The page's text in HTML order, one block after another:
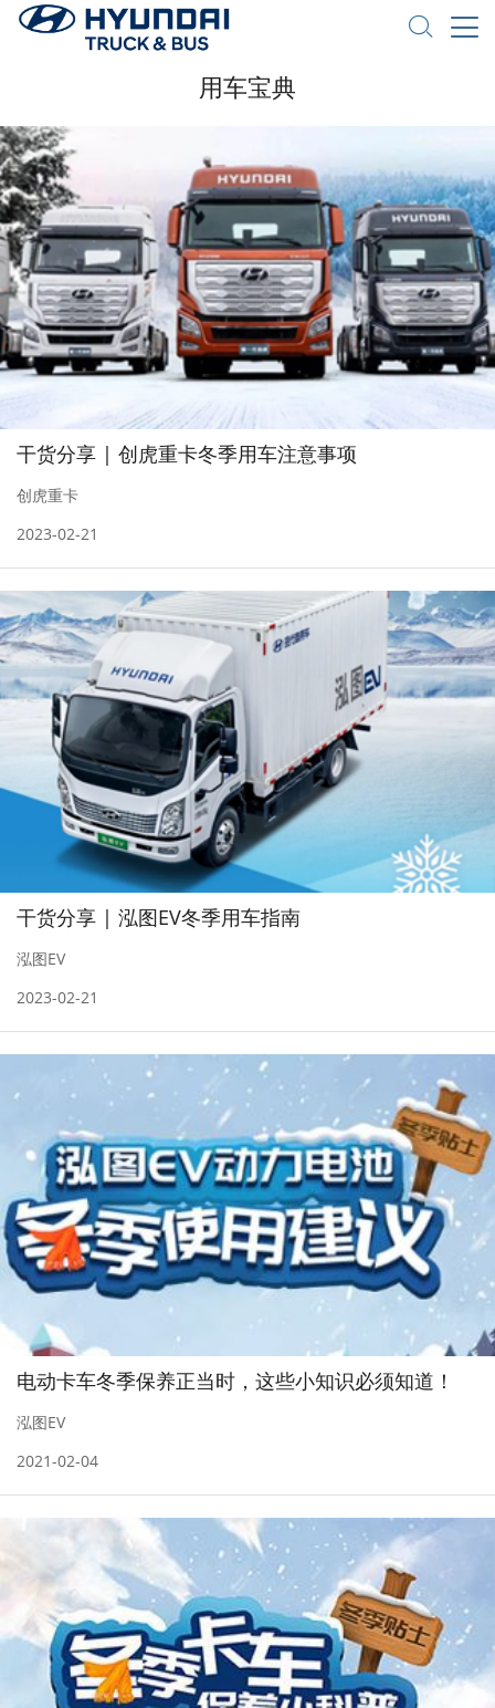
用车宝典
干货分享 | 创虎重卡冬季用车注意事项
创虎重卡
2023-02-21
干货分享 | 泓图EV冬季用车指南
泓图EV
2023-02-21
电动卡车冬季保养正当时，这些小知识必须知道！
泓图EV
2021-02-04